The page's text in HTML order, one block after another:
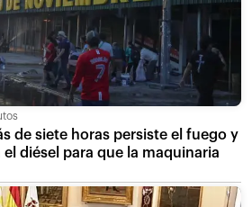
de siete horas persiste el fuego y
diésel para que la maquinaria